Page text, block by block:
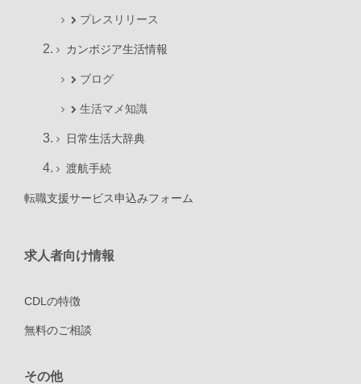
プレスリリース
カンボジア生活情報
ブログ
生活マメ知識
日常生活大辞典
渡航手続
転職支援サービス申込みフォーム
求人者向け情報
CDLの特徴
無料のご相談
その他